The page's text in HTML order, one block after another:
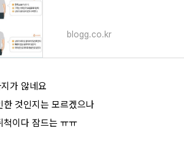
blogg.co.kr
가 않네요
것인지는 모르겠으나
이다 잠드는 ㅠㅠ